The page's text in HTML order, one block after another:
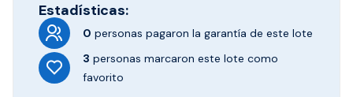
Estadísticas:
0 personas pagaron la garantía de este lote
3 personas marcaron este lote como
favorito